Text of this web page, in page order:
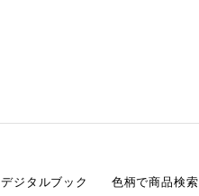
デジタルブック 色柄で商品検索